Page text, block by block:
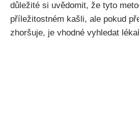
důležité ‌si uvědomit, že tyto
příležitostném kašli, ale pokud
zhoršuje, je vhodné vyhledat